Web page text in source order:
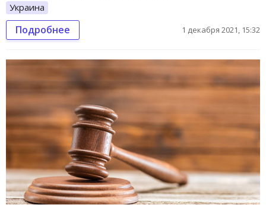
Украина
Подробнее 1 декабря 2021, 15:32